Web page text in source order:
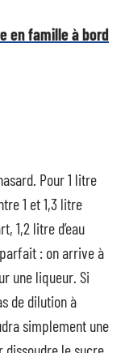
en famille à bord
Pour 1 litre
1 et 1,3 litre
1,2 litre d’eau
parfait : on arrive à
une liqueur. Si
de dilution à
simplement une